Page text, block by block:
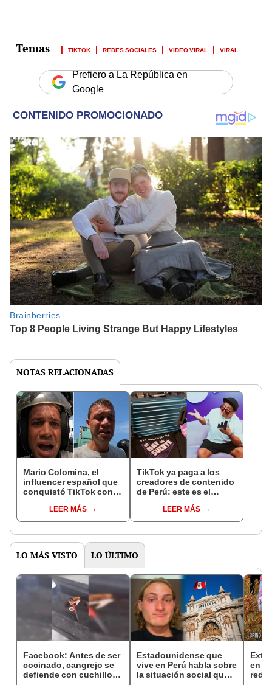
TIKTOK REDES SOCIALES VIDEO VIRAL VIRAL
Prefiero a La República en
Google
NOTAS RELACIONADAS
Mario Colomina, el
influencer español que
conquistó TikTok con
"Mi amor nació por la
gastronomía"
LEER MÁS
TikTok ya paga a los
creadores de contenido
de Perú: este es el
llegar a cobrar por 1.000
vistas
LEER MÁS
LO MÁS VISTO LO ÚLTIMO
Facebook: Antes de ser
cocinado, cangrejo se
defiende con cuchillo
Estadounidense que
vive en Perú habla sobre
la situación social que
en